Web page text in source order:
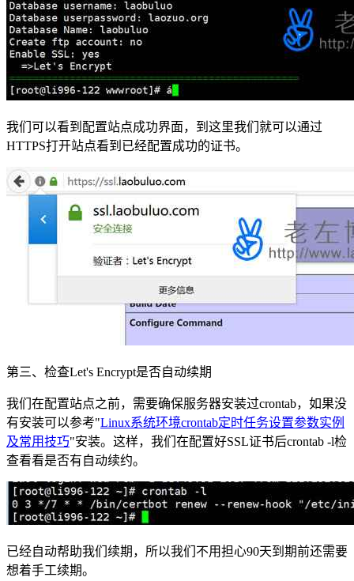
我们可以看到配置站点成功界面，到这里我们就可以通过
HTTPS打开站点看到已经配置成功的证书。
第三、检查Let's Encrypt是否自动续期
我们在配置站点之前，需要确保服务器安装过crontab，如果没
有安装可以参考"Linux系统环境crontab定时任务设置参数实例
及常用技巧"安装。这样，我们在配置好SSL证书后crontab -l检
查看看是否有自动续约。
已经自动帮助我们续期，所以我们不用担心90天到期前还需要
想着手工续期。